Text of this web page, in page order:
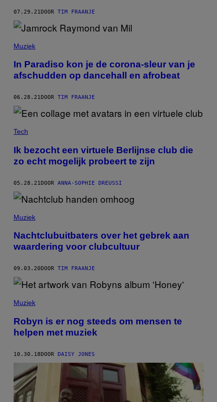
07.29.21DOOR TIM FRAANJE
Muziek
In Paradiso kon je de corona-sleur van je
afschudden op dancehall en afrobeat
06.28.21 DOOR TIM FRAANJE
Tech
Ik bezocht een virtuele Berlijnse club die
zo echt mogelijk probeert te zijn
05.28.21DOOR ANNA-SOPHIE DREUSSI
Muziek
Nachtclubuitbaters over het gebrek aan
waardering voor clubcultuur
09.03.20 DOOR TIM FRAANJE
Muziek
Robyn is er nog steeds om mensen te
helpen met muziek
10.30.18DOOR DAISY JONES